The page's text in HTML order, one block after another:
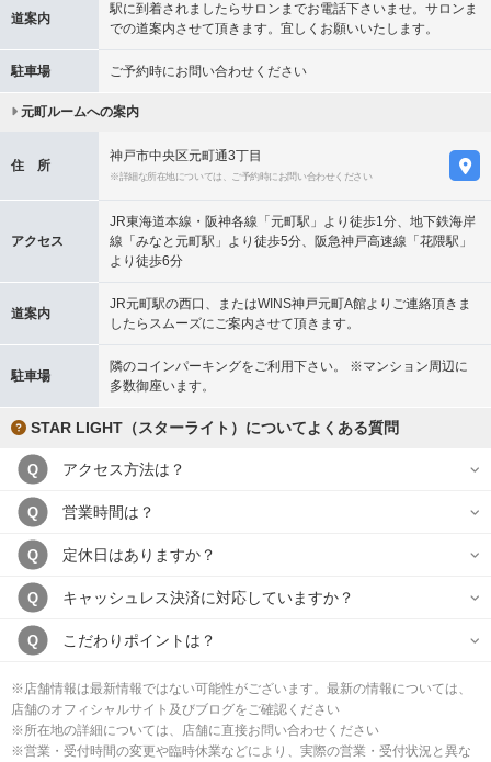
道案内
駅に到着されましたらサロンまでお電話下さいませ。サロンま
での道案内させて頂きます。宜しくお願いいたします。
駐車場 ご予約時にお問い合わせください
元町ルームへの案内
住 所
神戸市中央区元町通3丁目
※詳細な所在地については、ご予約時にお問い合わせください
アクセス
JR東海道本線・阪神各線「元町駅」より徒歩1分、地下鉄海岸
線「みなと元町駅」より徒歩5分、阪急神戸高速線「花隈駅」
より徒歩6分
道案内
JR元町駅の西口、またはWINS神戸元町A館よりご連絡頂きま
したらスムーズにご案内させて頂きます。
駐車場
隣のコインパーキングをご利用下さい。 ※マンション周辺に
多数御座います。
STAR LIGHT（スターライト）についてよくある質問
Q アクセス方法は？
Q 営業時間は？
Q 定休日はありますか？
Q キャッシュレス決済に対応していますか？
Q こだわりポイントは？
※店舗情報は最新情報ではない可能性がございます。最新の情報については、
店舗のオフィシャルサイト及びブログをご確認ください
※所在地の詳細については、店舗に直接お問い合わせください
※営業・受付時間の変更や臨時休業などにより、実際の営業・受付状況と異な